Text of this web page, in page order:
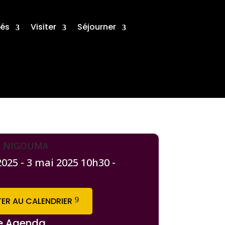
Visiter Séjourner
NIGOUMA
- 3 mai 2025 10h30 -
AU CALENDRIER